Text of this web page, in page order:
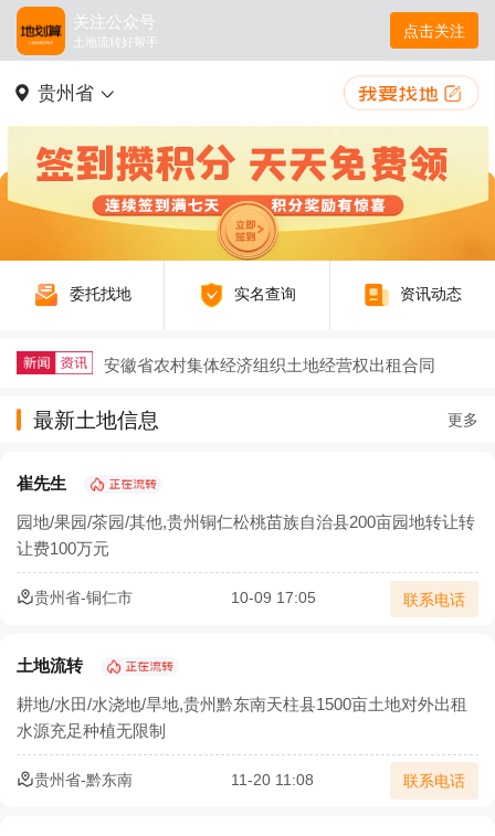
关注公众号
土地流转好帮手
点击关注
贵州省
委托找地 实名查询 资讯动态
安徽省农村集体经济组织土地经营权出租合同
2025年稻谷补贴新规及注意事项详解
农村生态农业如何以废弃物循环守护绿水青山
农村三产融合让农业既有 “土味” 又有 “新意”
农业部：集体土地经营权流转须2/3村民代表同意
确保承包地经营权流转价格合理
土地流转怎样实施才能实现效益最大化？
北京市农村土地经营权流转价格模型正式发布
宁夏二轮土地延包1634万余亩承包农户涉及100万余户
最新土地信息 更多
崔先生
园地/果园/茶园/其他,贵州铜仁松桃苗族自治县200亩园地转让转
让费100万元
贵州省-铜仁市 10-09 17:05 联系电话
土地流转
耕地/水田/水浇地/旱地,贵州黔东南天柱县1500亩土地对外出租
水源充足种植无限制
贵州省-黔东南 11-20 11:08 联系电话